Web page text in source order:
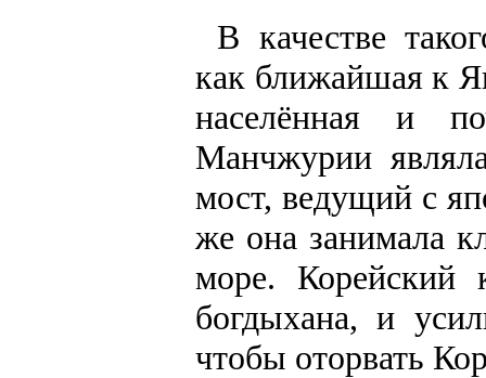
В качестве
как ближайшая к
населённая и
Манчжурии
мост, ведущий с
же она занимала
море. Корейский
богдыхана, и
чтобы оторвать